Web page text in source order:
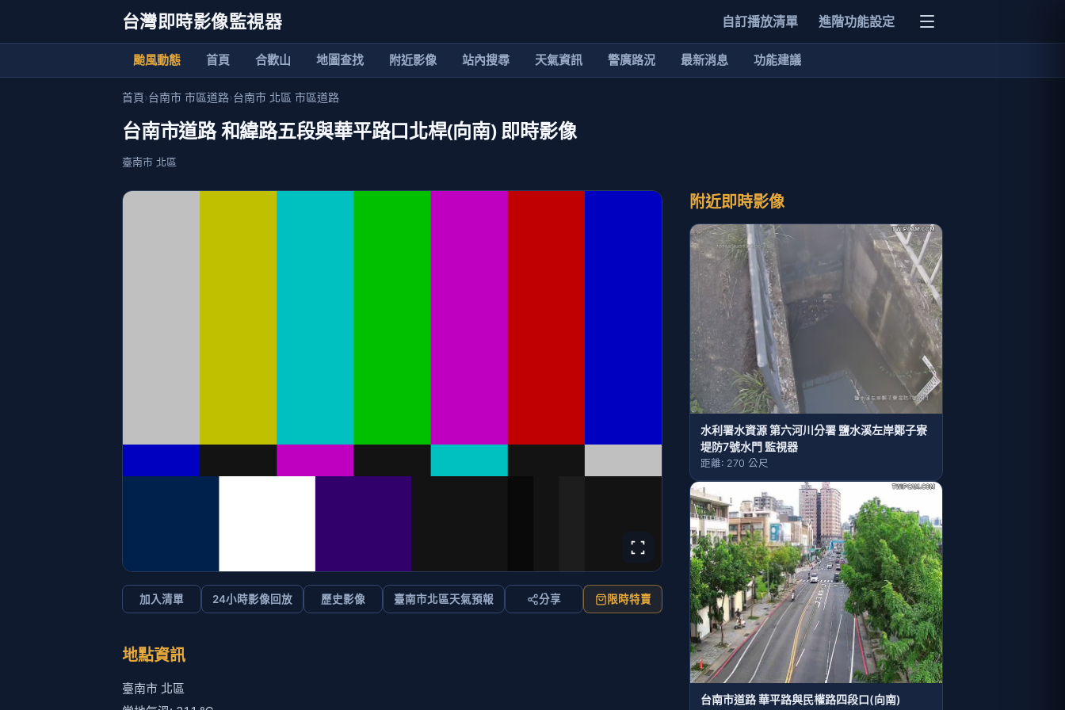
台灣即時影像監視器 自訂播放清單 進階功能設定
颱風動態 首頁 合歡山 地圖查找 附近影像 站內搜尋 天氣資訊 警廣路況 最新消息 功能建議
首頁›台南市 市區道路›台南市 北區 市區道路
台南市道路 和緯路五段與華平路口北桿(向南) 即時影像
臺南市 北區
加入清單 24小時影像回放 歷史影像 臺南市北區天氣預報 分享 限時特賣
地點資訊
臺南市 北區
附近即時影像
水利署水資源 第六河川分署 鹽水溪左岸鄭子寮
堤防7號水門 監視器
距離: 270 公尺
台南市道路 華平路與民權路四段口(向南)